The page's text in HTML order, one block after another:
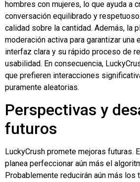
hombres con mujeres, lo que ayuda a
conversación equilibrado y
calidad sobre la cantidad. Además, la
moderación activa para garantizar una
interfaz clara y su rápido proceso de
usabilidad. En consecuencia,
que prefieren interacciones
puramente aleatorias.
Perspectivas y
futuros
LuckyCrush promete mejoras futuras.
planea perfeccionar aún más el
Probablemente reducirán aún más